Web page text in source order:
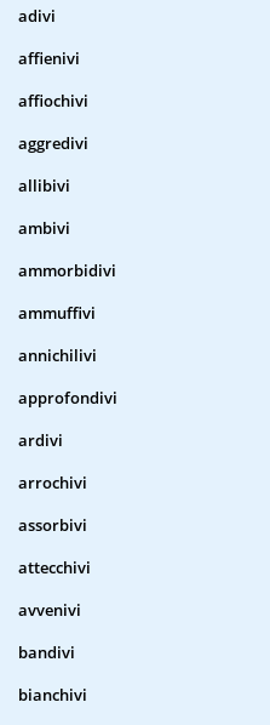
adivi
affienivi
affiochivi
aggredivi
allibivi
ambivi
ammorbidivi
ammuffivi
annichilivi
approfondivi
ardivi
arrochivi
assorbivi
attecchivi
avvenivi
bandivi
bianchivi